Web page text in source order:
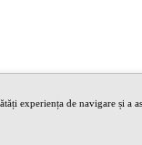
experiența de navigare și